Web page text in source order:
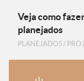
Faça Você
Meu Lar
Veja como
planejados
PLANEJADOS /